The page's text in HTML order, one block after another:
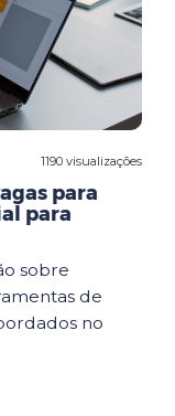
1190 visualizações
para
para
sobre
de
no